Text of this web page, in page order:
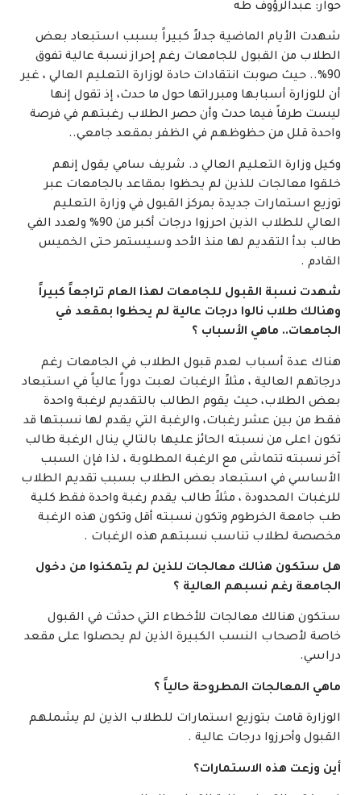
حوار: عبدالرؤوف طه
شهدت الأيام الماضية جدلاً كبيراً بسبب استبعاد بعض
الطلاب من القبول للجامعات رغم إحراز نسبة عالية تفوق
90%.. حيث صوبت انتقادات حادة لوزارة التعليم العالي ، غير
أن للوزارة أسبابها ومبرراتها حول ما حدث، إذ تقول إنها
ليست طرفاً فيما حدث وأن حصر الطلاب رغبتهم في فرصة
واحدة قلل من حظوظهم في الظفر بمقعد جامعي..
وكيل وزارة التعليم العالي د. شريف سامي يقول إنهم
خلقوا معالجات للذين لم يحظوا بمقاعد بالجامعات عبر
توزيع استمارات جديدة بمركز القبول في وزارة التعليم
العالي للطلاب الذين احرزوا درجات أكبر من 90% ولعدد الفي
طالب بدأ التقديم لها منذ الأحد وسيستمر حتى الخميس
القادم .
شهدت نسبة القبول للجامعات لهذا العام تراجعاً كبيراً
وهنالك طلاب نالوا درجات عالية لم يحظوا بمقعد في
الجامعات.. ماهي الأسباب ؟
هناك عدة أسباب لعدم قبول الطلاب في الجامعات رغم
درجاتهم العالية ، مثلاً الرغبات لعبت دوراً عالياً في استبعاد
بعض الطلاب، حيث يقوم الطالب بالتقديم لرغبة واحدة
فقط من بين عشر رغبات، والرغبة التي يقدم لها نسبتها قد
تكون اعلى من نسبته الحائز عليها بالتالي ينال الرغبة طالب
آخر نسبته تتماشى مع الرغبة المطلوبة ، لذا فإن السبب
الأساسي في استبعاد بعض الطلاب بسبب تقديم الطلاب
للرغبات المحدودة ، مثلاً طالب يقدم رغبة واحدة فقط كلية
طب جامعة الخرطوم وتكون نسبته أقل وتكون هذه الرغبة
مخصصة لطلاب تناسب نسبتهم هذه الرغبات .
هل ستكون هنالك معالجات للذين لم يتمكنوا من دخول
الجامعة رغم نسبهم العالية ؟
ستكون هنالك معالجات للأخطاء التي حدثت في القبول
خاصة لأصحاب النسب الكبيرة الذين لم يحصلوا على مقعد
دراسي.
ماهي المعالجات المطروحة حالياً ؟
الوزارة قامت بتوزيع استمارات للطلاب الذين لم يشملهم
القبول وأحرزوا درجات عالية .
أين وزعت هذه الاستمارات؟